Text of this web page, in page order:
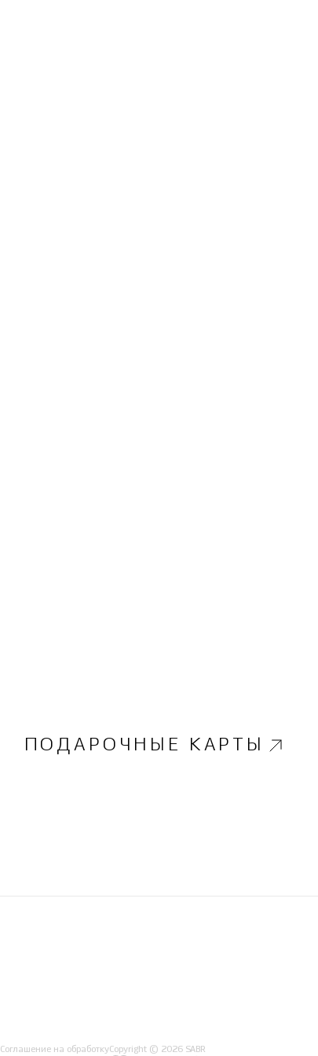
ПОДАРОЧНЫЕ КАРТЫ
Соглашение на обработкуCopyright © 2026 SABR